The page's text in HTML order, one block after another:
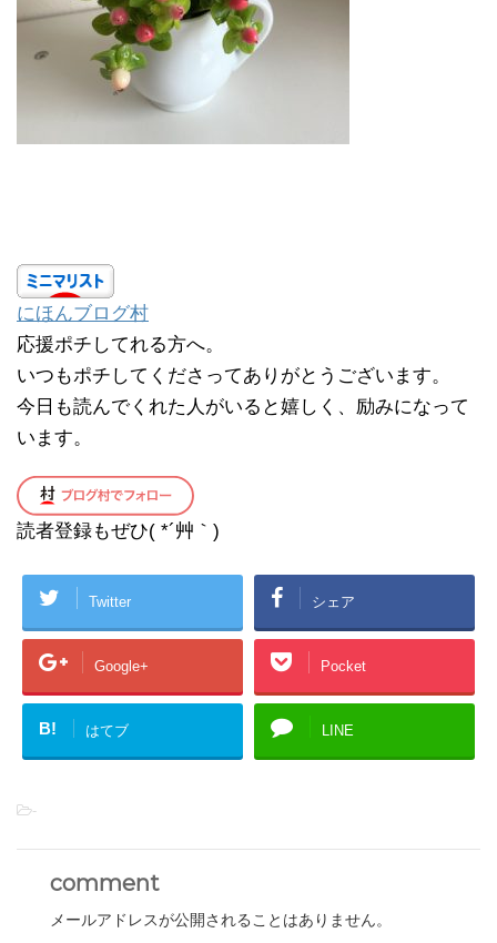
にほんブログ村
応援ポチしてれる方へ。
いつもポチしてくださってありがとうございます。
今日も読んでくれた人がいると嬉しく、励みになって
います。
読者登録もぜひ( *´艸｀)
Twitter シェア
Google+ Pocket
B! はてブ LINE
-
comment
メールアドレスが公開されることはありません。